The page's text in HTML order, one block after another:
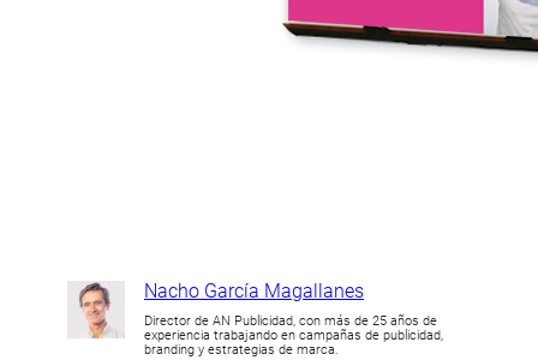
Nacho García Magallanes
Director de AN Publicidad, con más de 25 años de
experiencia trabajando en campañas de publicidad,
branding y estrategias de marca.